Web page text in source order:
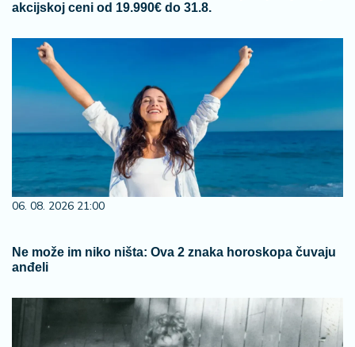
akcijskoj ceni od 19.990€ do 31.8.
06. 08. 2026 21:00
Ne može im niko ništa: Ova 2 znaka horoskopa čuvaju
anđeli